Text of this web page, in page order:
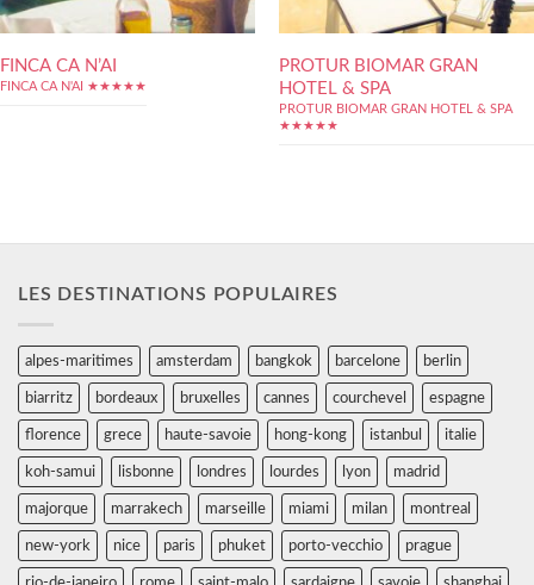
FINCA CA N’AI
FINCA CA N'AI ★★★★★
PROTUR BIOMAR GRAN
HOTEL & SPA
PROTUR BIOMAR GRAN HOTEL & SPA
★★★★★
LES DESTINATIONS POPULAIRES
alpes-maritimes amsterdam bangkok barcelone berlin
biarritz bordeaux bruxelles cannes courchevel espagne
florence grece haute-savoie hong-kong istanbul italie
koh-samui lisbonne londres lourdes lyon madrid
majorque marrakech marseille miami milan montreal
new-york nice paris phuket porto-vecchio prague